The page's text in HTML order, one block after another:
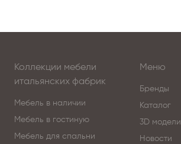
Коллекции мебели
итальянских фабрик
Мебель в наличии
Мебель в гостиную
Мебель для спальни
Меню
Бренды
Каталог
3D модели
Новости